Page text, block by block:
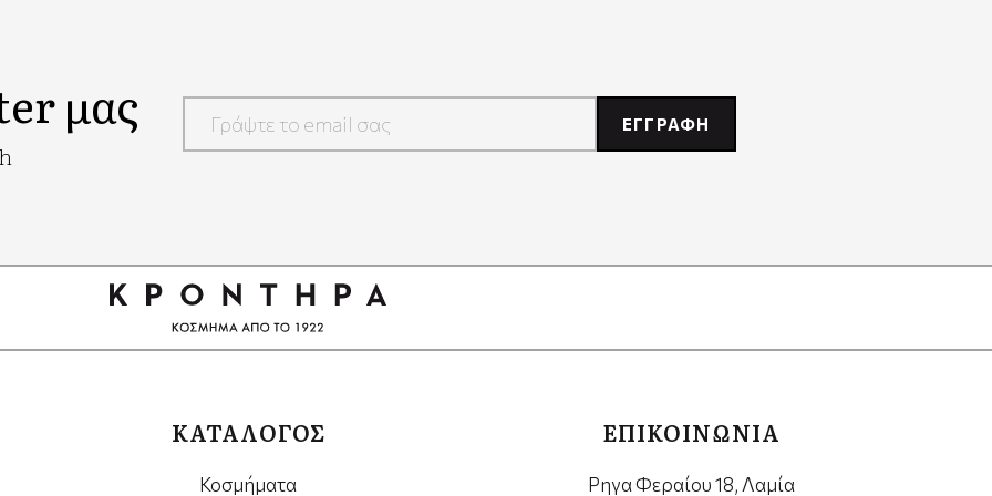
μας ΕΓΓΡΑΦΗ
Google
Recaptcha
ΚΑΤΑΛΟΓΟΣ
Κοσμήματα
ΕΠΙΚΟΙΝΩΝΙΑ
Ρηγα Φεραίου 18, Λαμία